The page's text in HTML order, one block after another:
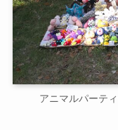
アニマルパーテ